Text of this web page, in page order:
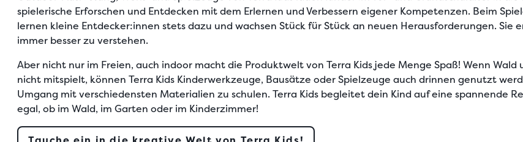
spielerische Erforschen und Entdecken mit dem Erlernen und Verbessern eigener Kompetenzen. Beim
lernen kleine Entdecker:innen stets dazu und wachsen Stück für Stück an neuen Herausforderungen. Sie
immer besser zu verstehen.
Aber nicht nur im Freien, auch indoor macht die Produktwelt von Terra Kids jede Menge Spaß! Wenn
nicht mitspielt, können Terra Kids Kinderwerkzeuge, Bausätze oder Spielzeuge auch drinnen genutzt
Umgang mit verschiedensten Materialien zu schulen. Terra Kids begleitet dein Kind auf eine spannende
egal, ob im Wald, im Garten oder im Kinderzimmer!